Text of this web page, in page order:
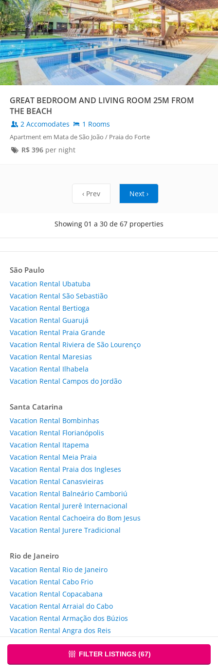
FILTER LISTINGS (67)
GREAT BEDROOM AND LIVING ROOM 25M FROM
THE BEACH
2 Accomodates 1 Rooms
Apartment em Mata de São João / Praia do Forte
R$ 396per night
‹ Prev
Showing 01 a 30 de 67 properties
Next ›
São Paulo
Vacation Rental Ubatuba
Vacation Rental São Sebastião
Vacation Rental Bertioga
Vacation Rental Guarujá
Vacation Rental Praia Grande
Vacation Rental Riviera de São Lourenço
Vacation Rental Maresias
Vacation Rental Ilhabela
Vacation Rental Campos do Jordão
Santa Catarina
Vacation Rental Bombinhas
Vacation Rental Florianópolis
Vacation Rental Itapema
Vacation Rental Meia Praia
Vacation Rental Praia dos Ingleses
Vacation Rental Canasvieiras
Vacation Rental Balneário Camboriú
Vacation Rental Jurerê Internacional
Vacation Rental Cachoeira do Bom Jesus
Vacation Rental Jurere Tradicional
Rio de Janeiro
Vacation Rental Rio de Janeiro
Vacation Rental Cabo Frio
Vacation Rental Copacabana
Vacation Rental Arraial do Cabo
Vacation Rental Armação dos Búzios
Vacation Rental Angra dos Reis
Vacation Rental Petrópolis